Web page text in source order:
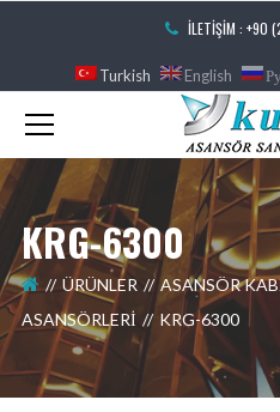
İLETIŞIM :
Turkish English
KRG-6300
ÜRÜNLER ASANSÖR
ASANSÖRLERI
KRG-6300